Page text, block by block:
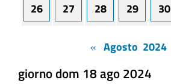
26 27 28 29 30
« Agosto 2024
giorno dom 18 ago 2024